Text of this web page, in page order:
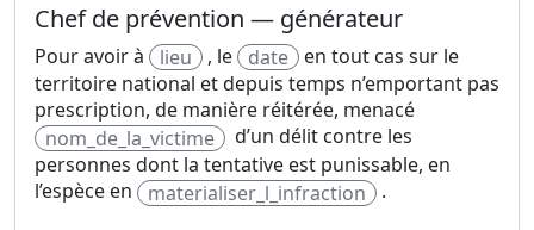
Chef de prévention — générateur
Pour avoir à lieu , le date
en tout cas sur le
territoire national et depuis temps n’emportant pas
prescription, de manière réitérée, menacé
nom_de_la_victime
d’un délit contre les
personnes dont la tentative est punissable, en
l’espèce en
materialiser_l_infraction .